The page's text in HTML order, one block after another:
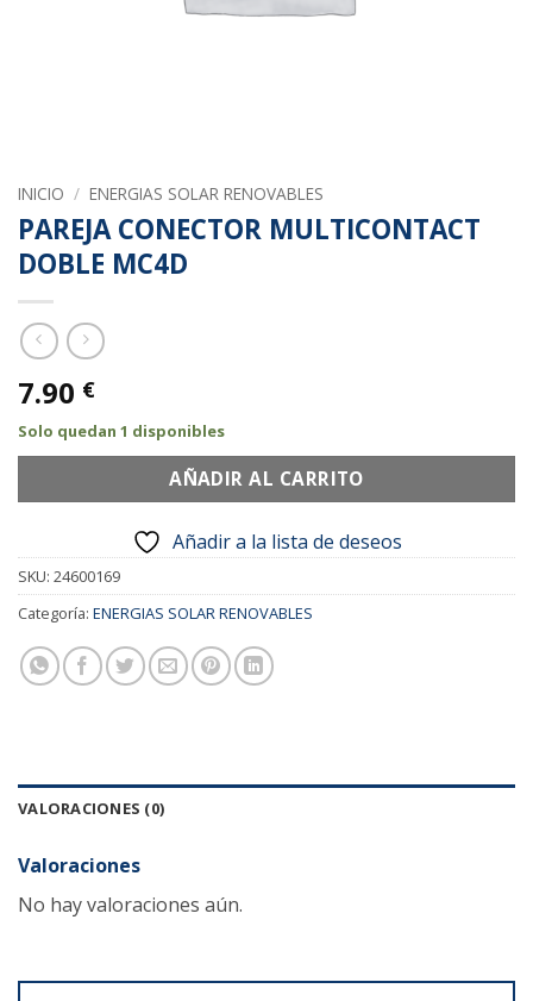
INICIO / ENERGIAS SOLAR RENOVABLES
PAREJA CONECTOR MULTICONTACT
DOBLE MC4D
7.90 €
Solo quedan 1 disponibles
AÑADIR AL CARRITO
Añadir a la lista de deseos
SKU: 24600169
Categoría: ENERGIAS SOLAR RENOVABLES
VALORACIONES (0)
Valoraciones
No hay valoraciones aún.